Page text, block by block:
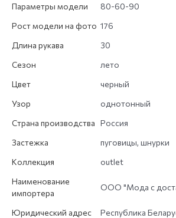
Параметры модели
80-60-90
Рост модели на фото 176
Длина рукава
30
Сезон
лето
Цвет
черный
Узор
однотонный
Страна производства Россия
Застежка
пуговицы, шнурки
Коллекция
outlet
Наименование
импортера
ООО "Мода с
Юридический адрес
Республика